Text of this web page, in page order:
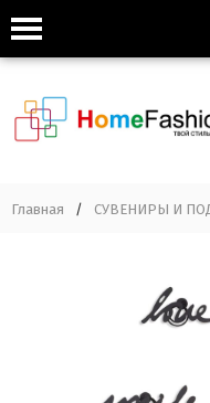
Главная / СУВЕНИРЫ И